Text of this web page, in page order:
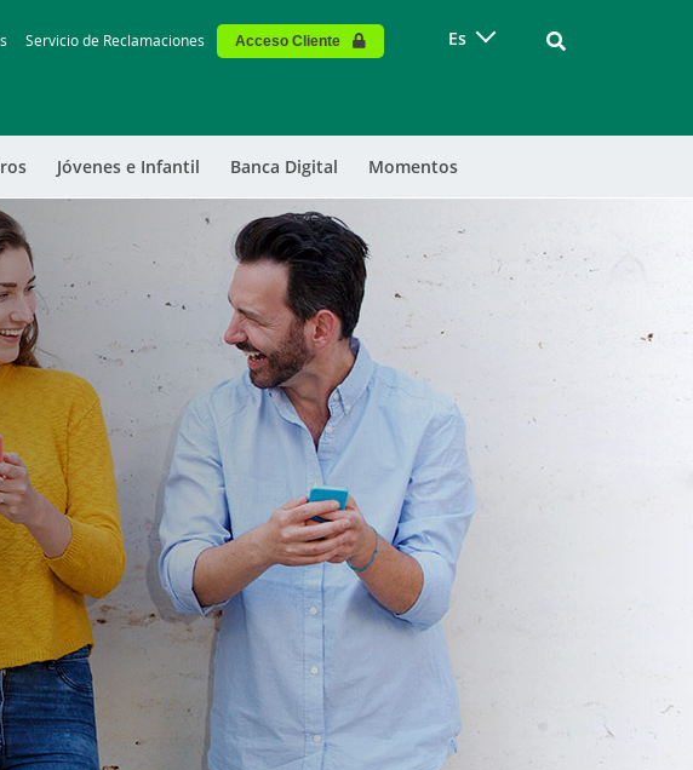
Servicio de Reclamaciones Acceso Cliente Es Vinculo -
Jóvenes e Infantil Banca Digital Momentos